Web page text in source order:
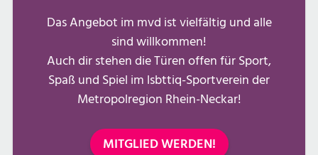
Das Angebot im mvd ist vielfältig und alle
sind willkommen!
Auch dir stehen die Türen offen für Sport,
Spaß und Spiel im lsbttiq-Sportverein der
Metropolregion Rhein-Neckar!
MITGLIED WERDEN!